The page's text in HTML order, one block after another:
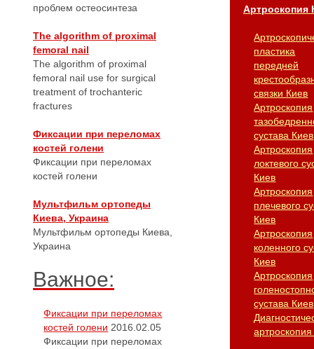
проблем остеосинтеза
The algorithm of proximal
femoral nail
The algorithm of proximal
femoral nail use for surgical
treatment of trochanteric
fractures
Фиксации при переломах
костей голени
Фиксации при переломах
костей голени
Мультфильм ортопеды
Киева, Украина
Мультфильм ортопеды Киева,
Украина
Важное:
Фиксации при переломах
костей голени 2016.02.05
Фиксации при переломах
Артроскопия
пластика
передней
связки Киев
Артроскопия
сустава Киев
Артроскопия
локтевого
Киев
Артроскопия
плечевого
Киев
Артроскопия
коленного
Киев
Артроскопия
сустава Киев